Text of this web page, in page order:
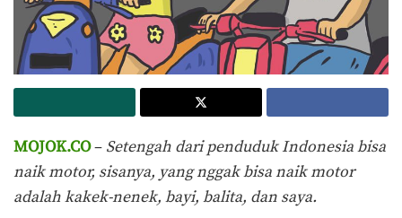
MOJOK.CO– Setengah dari penduduk Indonesia bisa
naik motor, sisanya, yang nggak bisa naik motor
adalah kakek-nenek, bayi, balita, dan saya.